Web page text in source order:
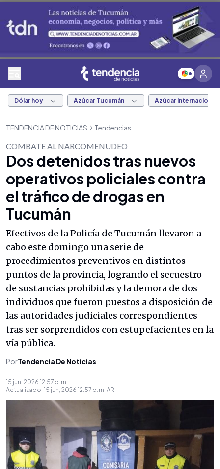
Dólar hoy Azúcar Tucumán Azúcar Internacional
TENDENCIA DE NOTICIAS Tendencias
COMBATE AL NARCOMENUDEO
Dos detenidos tras nuevos
operativos policiales contra
el tráfico de drogas en
Tucumán
Efectivos de la Policía de Tucumán llevaron a
cabo este domingo una serie de
procedimientos preventivos en distintos
puntos de la provincia, logrando el secuestro
de sustancias prohibidas y la demora de dos
individuos que fueron puestos a disposición de
las autoridades judiciales correspondientes
tras ser sorprendidos con estupefacientes en la
vía pública.
PorTendencia De Noticias
15 jun, 2026 12:57 p. m.
Actualizado: 15 jun, 2026 12:57 p. m. AR